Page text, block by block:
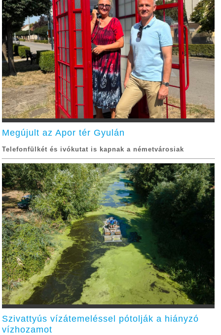
Megújult az Apor tér Gyulán
Telefonfülkét és ivókutat is kapnak a németvárosiak
Szivattyús vízátemeléssel pótolják a hiányzó
vízhozamot